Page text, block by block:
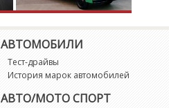
АВТОМОБИЛИ
Тест-драйвы
История марок автомобилей
АВТО/МОТО СПОРТ